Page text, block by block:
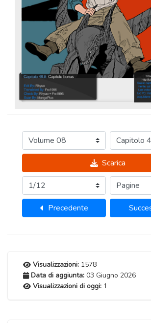
Scarica
Precedente
Visualizzazioni: 1578
Data di aggiunta: 03 Giugno 2026
Visualizzazioni di oggi: 1